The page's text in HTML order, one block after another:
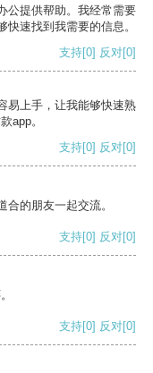
公提供帮助。我经常需要
速找到我需要的信息。
支持[0] 反对[0]
易上手，让我能够快速熟
app。
支持[0] 反对[0]
的朋友一起交流。
支持[0] 反对[0]
支持[0] 反对[0]